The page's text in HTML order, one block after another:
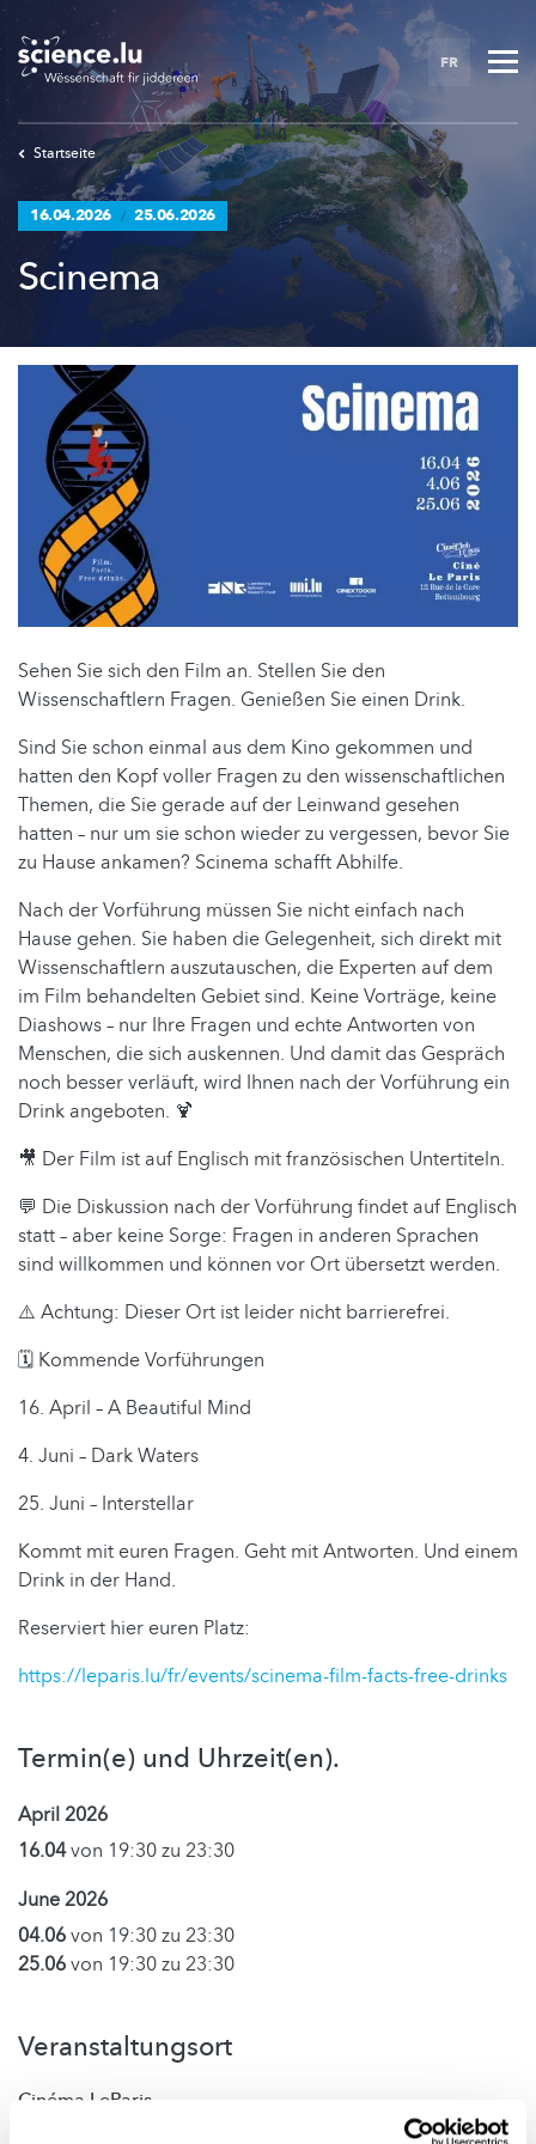
Skip
to
main
content
FR
Startseite
16.04.2026 / 25.06.2026
Scinema
Sehen Sie sich den Film an. Stellen Sie den
Wissenschaftlern Fragen. Genießen Sie einen Drink.
Sind Sie schon einmal aus dem Kino gekommen und
hatten den Kopf voller Fragen zu den wissenschaftlichen
Themen, die Sie gerade auf der Leinwand gesehen
hatten – nur um sie schon wieder zu vergessen, bevor Sie
zu Hause ankamen? Scinema schafft Abhilfe.
Nach der Vorführung müssen Sie nicht einfach nach
Hause gehen. Sie haben die Gelegenheit, sich direkt mit
Wissenschaftlern auszutauschen, die Experten auf dem
im Film behandelten Gebiet sind. Keine Vorträge, keine
Diashows – nur Ihre Fragen und echte Antworten von
Menschen, die sich auskennen. Und damit das Gespräch
noch besser verläuft, wird Ihnen nach der Vorführung ein
Drink angeboten. 🍹
🎥 Der Film ist auf Englisch mit französischen Untertiteln.
💬 Die Diskussion nach der Vorführung findet auf Englisch
statt – aber keine Sorge: Fragen in anderen Sprachen
sind willkommen und können vor Ort übersetzt werden.
⚠️ Achtung: Dieser Ort ist leider nicht barrierefrei.
🗓️ Kommende Vorführungen
16. April – A Beautiful Mind
4. Juni – Dark Waters
25. Juni – Interstellar
Kommt mit euren Fragen. Geht mit Antworten. Und einem
Drink in der Hand.
Reserviert hier euren Platz:
https://leparis.lu/fr/events/scinema-film-facts-free-drinks
Termin(e) und Uhrzeit(en).
April 2026
16.04von 19:30 zu 23:30
June 2026
04.06von 19:30 zu 23:30
25.06von 19:30 zu 23:30
Veranstaltungsort
Cinéma LeParis